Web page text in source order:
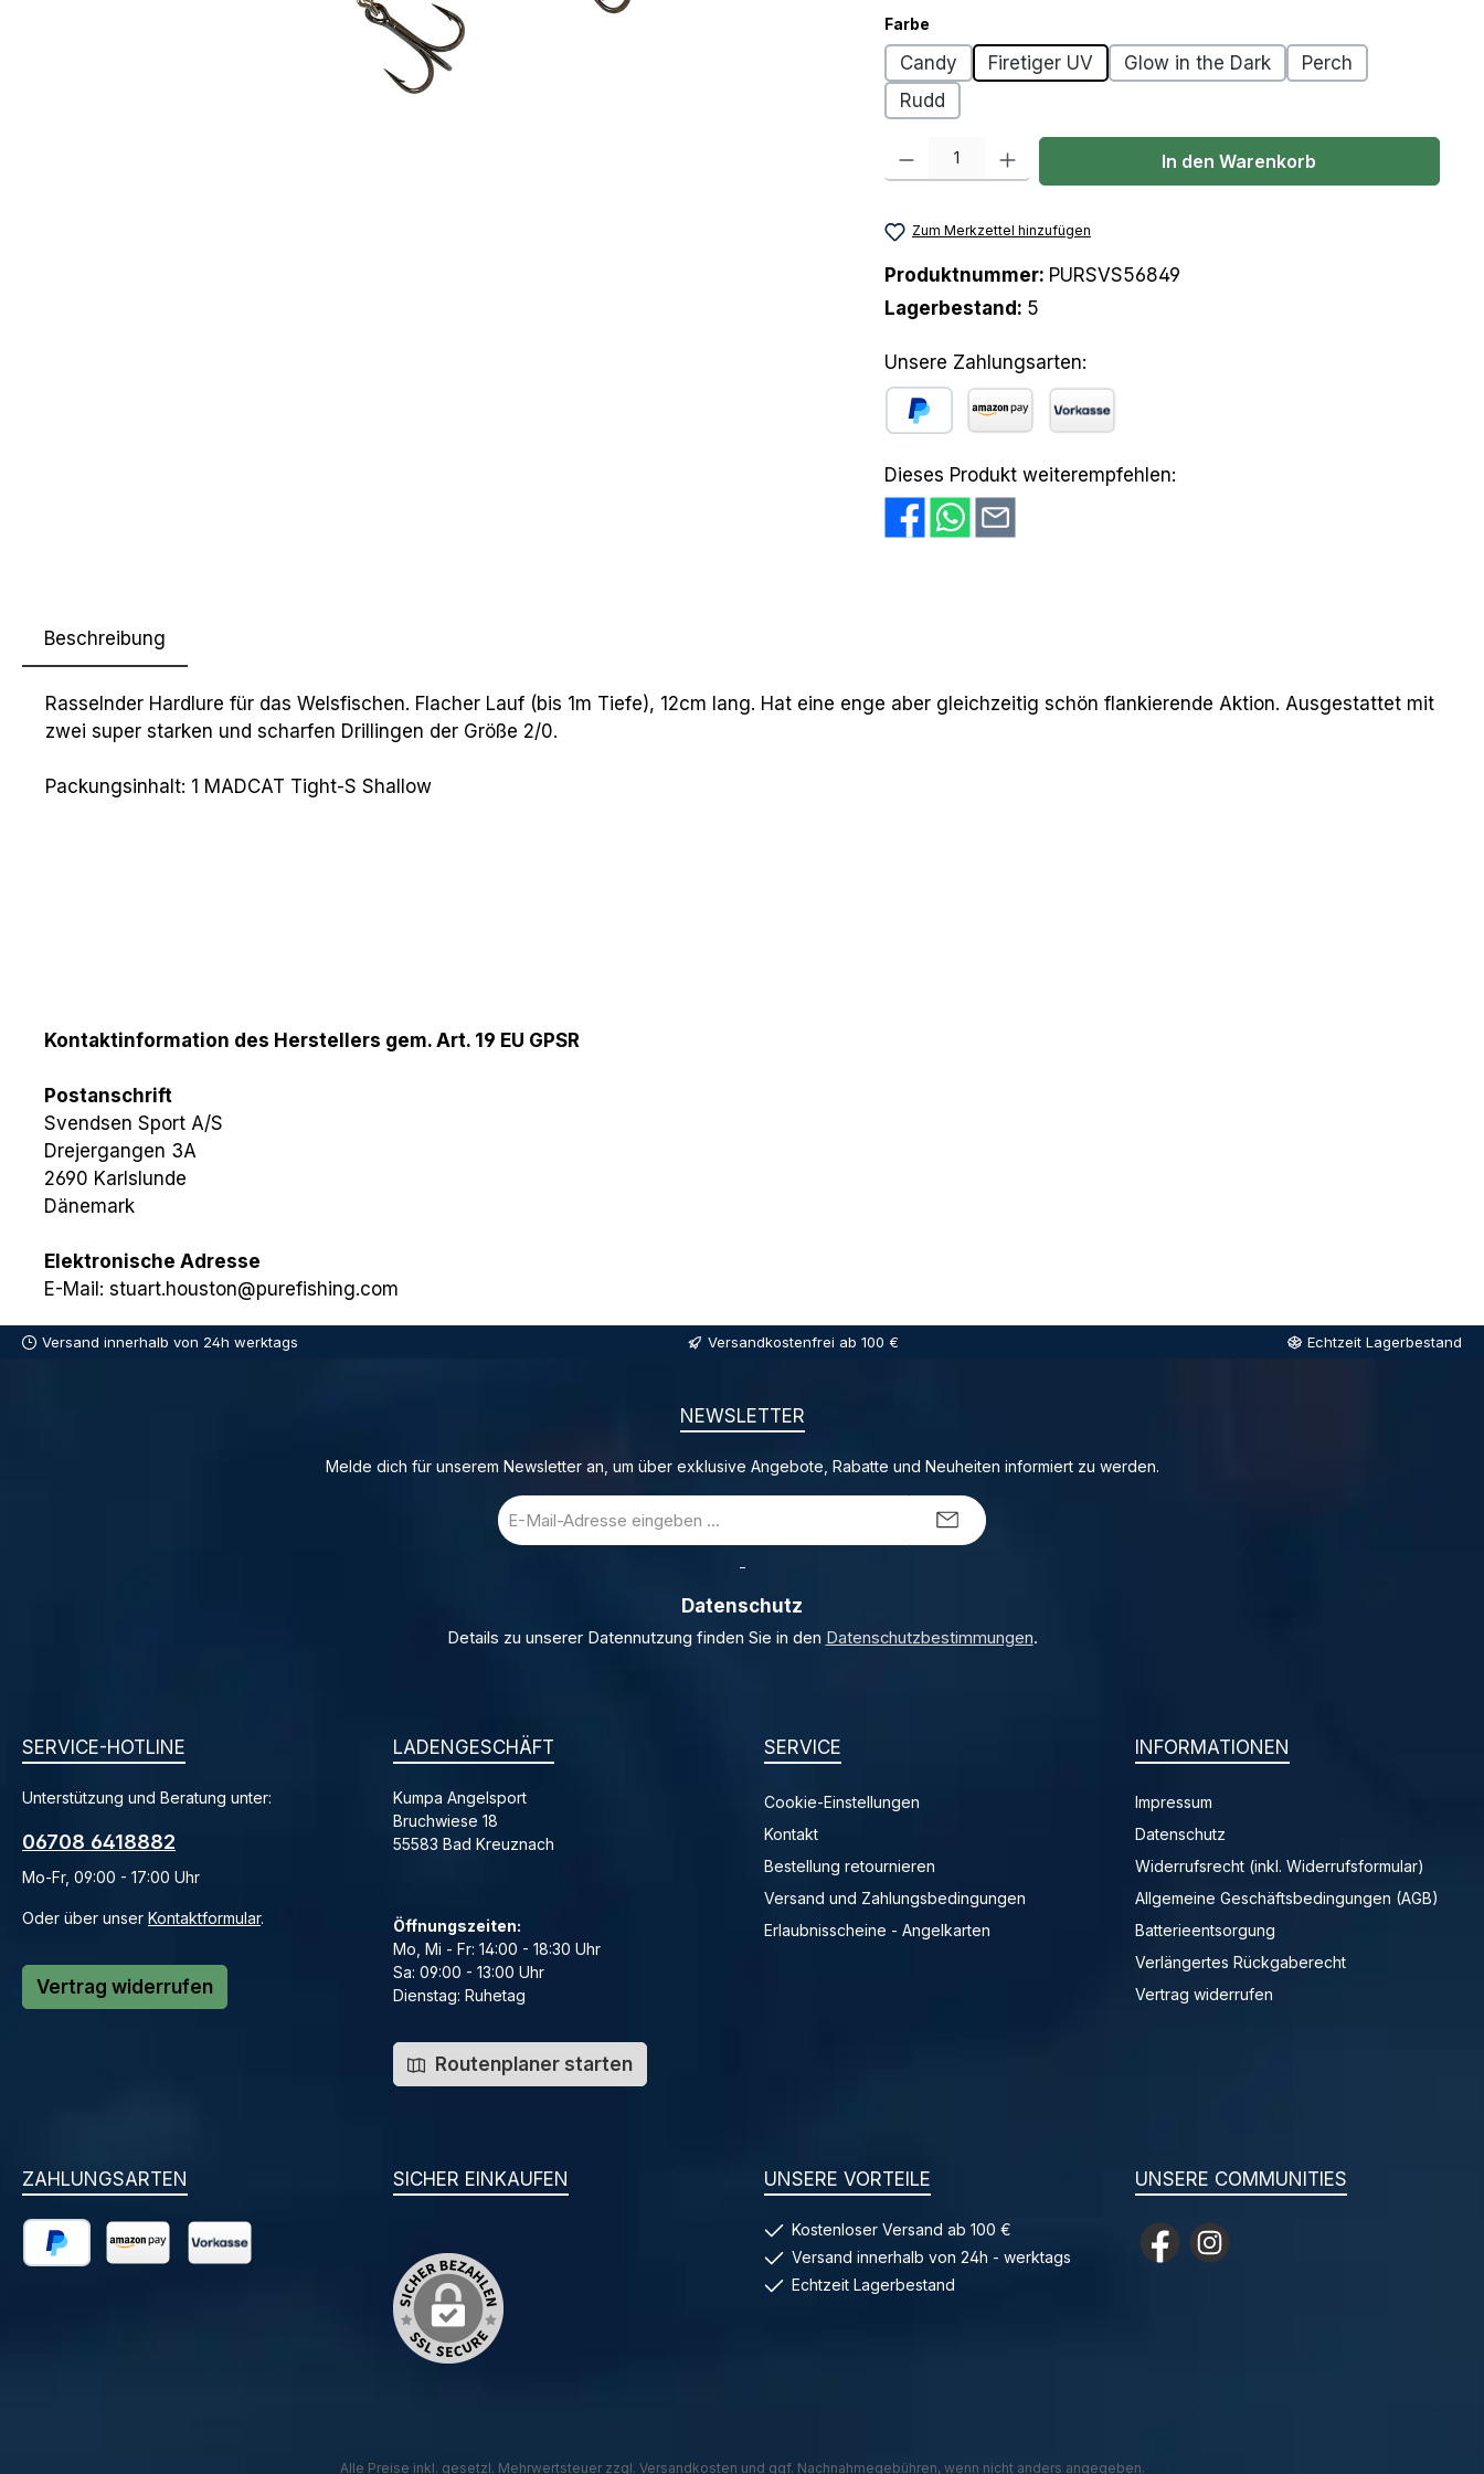
Farbeauswählen
Candy Firetiger UV Glow in the Dark
Perch
Rudd
Produkt Anzahl: Gib den gewünschten Wert ein oder benutze die Schaltflächen
In den Warenkorb
Zum Merkzettel hinzufügen
Produktnummer: PURSVS56849
Lagerbestand: 5
Unsere Zahlungsarten:
Dieses Produkt weiterempfehlen:
Beschreibung
Rasselnder Hardlure für das Welsfischen. Flacher Lauf (bis 1m Tiefe), 12cm lang. Hat eine enge aber gleichzeitig schön flankierende Aktion. Ausgestattet mit
zwei super starken und scharfen Drillingen der Größe 2/0.
Packungsinhalt: 1 MADCAT Tight-S Shallow
Kontaktinformation des Herstellers gem. Art. 19 EU GPSR
Postanschrift
Svendsen Sport A/S
Drejergangen 3A
2690 Karlslunde
Dänemark
Elektronische Adresse
E-Mail: stuart.houston@purefishing.com
Versand innerhalb von 24h werktags Versandkostenfrei ab 100 € Echtzeit Lagerbestand
NEWSLETTER
Melde dich für unserem Newsletter an, um über exklusive Angebote, Rabatte und Neuheiten informiert zu werden.
E-
Mail-
Datenschutz
Details zu unserer Datennutzung finden Sie in den Datenschutzbestimmungen.
SERVICE-HOTLINE
Unterstützung und Beratung unter:
06708 6418882
Mo-Fr, 09:00 - 17:00 Uhr
Oder über unser Kontaktformular.
Vertrag widerrufen
LADENGESCHÄFT
Kumpa Angelsport
Bruchwiese 18
55583 Bad Kreuznach
Öffnungszeiten:
Mo, Mi - Fr: 14:00 - 18:30 Uhr
Sa: 09:00 - 13:00 Uhr
Dienstag: Ruhetag
Routenplaner starten
SERVICE
Cookie-Einstellungen
Kontakt
Bestellung retournieren
Versand und Zahlungsbedingungen
Erlaubnisscheine - Angelkarten
INFORMATIONEN
Impressum
Datenschutz
Widerrufsrecht (inkl. Widerrufsformular)
Allgemeine Geschäftsbedingungen (AGB)
Batterieentsorgung
Verlängertes Rückgaberecht
Vertrag widerrufen
ZAHLUNGSARTEN SICHER EINKAUFEN UNSERE VORTEILE
Kostenloser Versand ab 100 €
Versand innerhalb von 24h - werktags
Echtzeit Lagerbestand
UNSERE COMMUNITIES
FacebookInstagram
Alle Preise inkl. gesetzl. Mehrwertsteuer zzgl. Versandkosten und ggf. Nachnahmegebühren, wenn nicht anders angegeben.